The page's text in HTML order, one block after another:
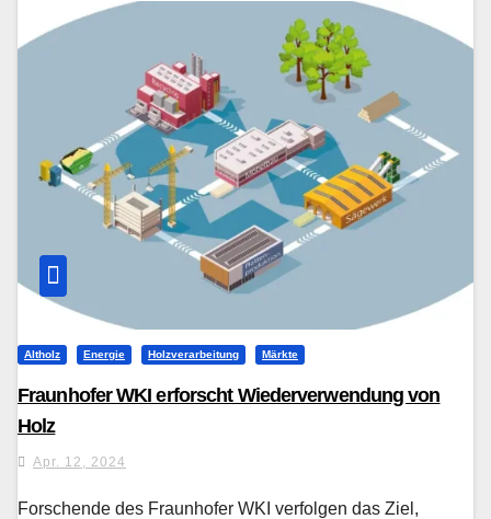
Altholz Energie Holzverarbeitung Märkte
Fraunhofer WKI erforscht Wiederverwendung von
Holz
Apr. 12, 2024
Forschende des Fraunhofer WKI verfolgen das Ziel,